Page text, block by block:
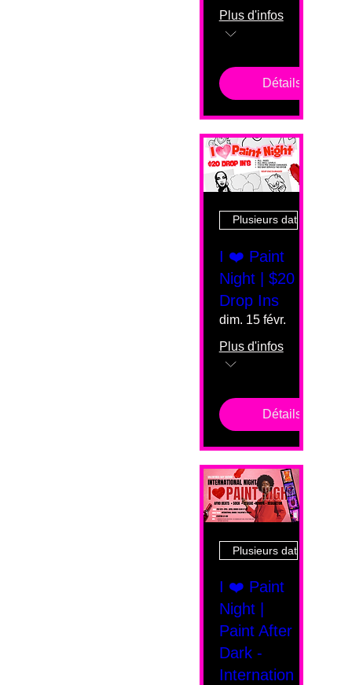
Plus d'infos
Détails
Plusieurs dates
I ❤️ Paint
Night | $20
Drop Ins
dim. 15 févr.
Plus d'infos
Détails
Plusieurs dates
I ❤️ Paint
Night |
Paint After
Dark -
Internation